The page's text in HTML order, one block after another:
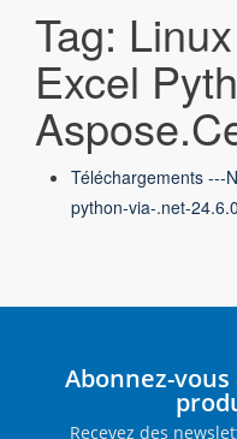
Tag:
Excel
Téléchargements ---
python-via-.net-
Abonnez-
Recevez des